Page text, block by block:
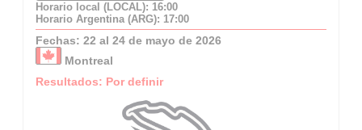
Horario local (LOCAL): 16:00
Horario Argentina (ARG): 17:00
Fechas: 22 al 24 de mayo de 2026
Montreal
Resultados: Por definir